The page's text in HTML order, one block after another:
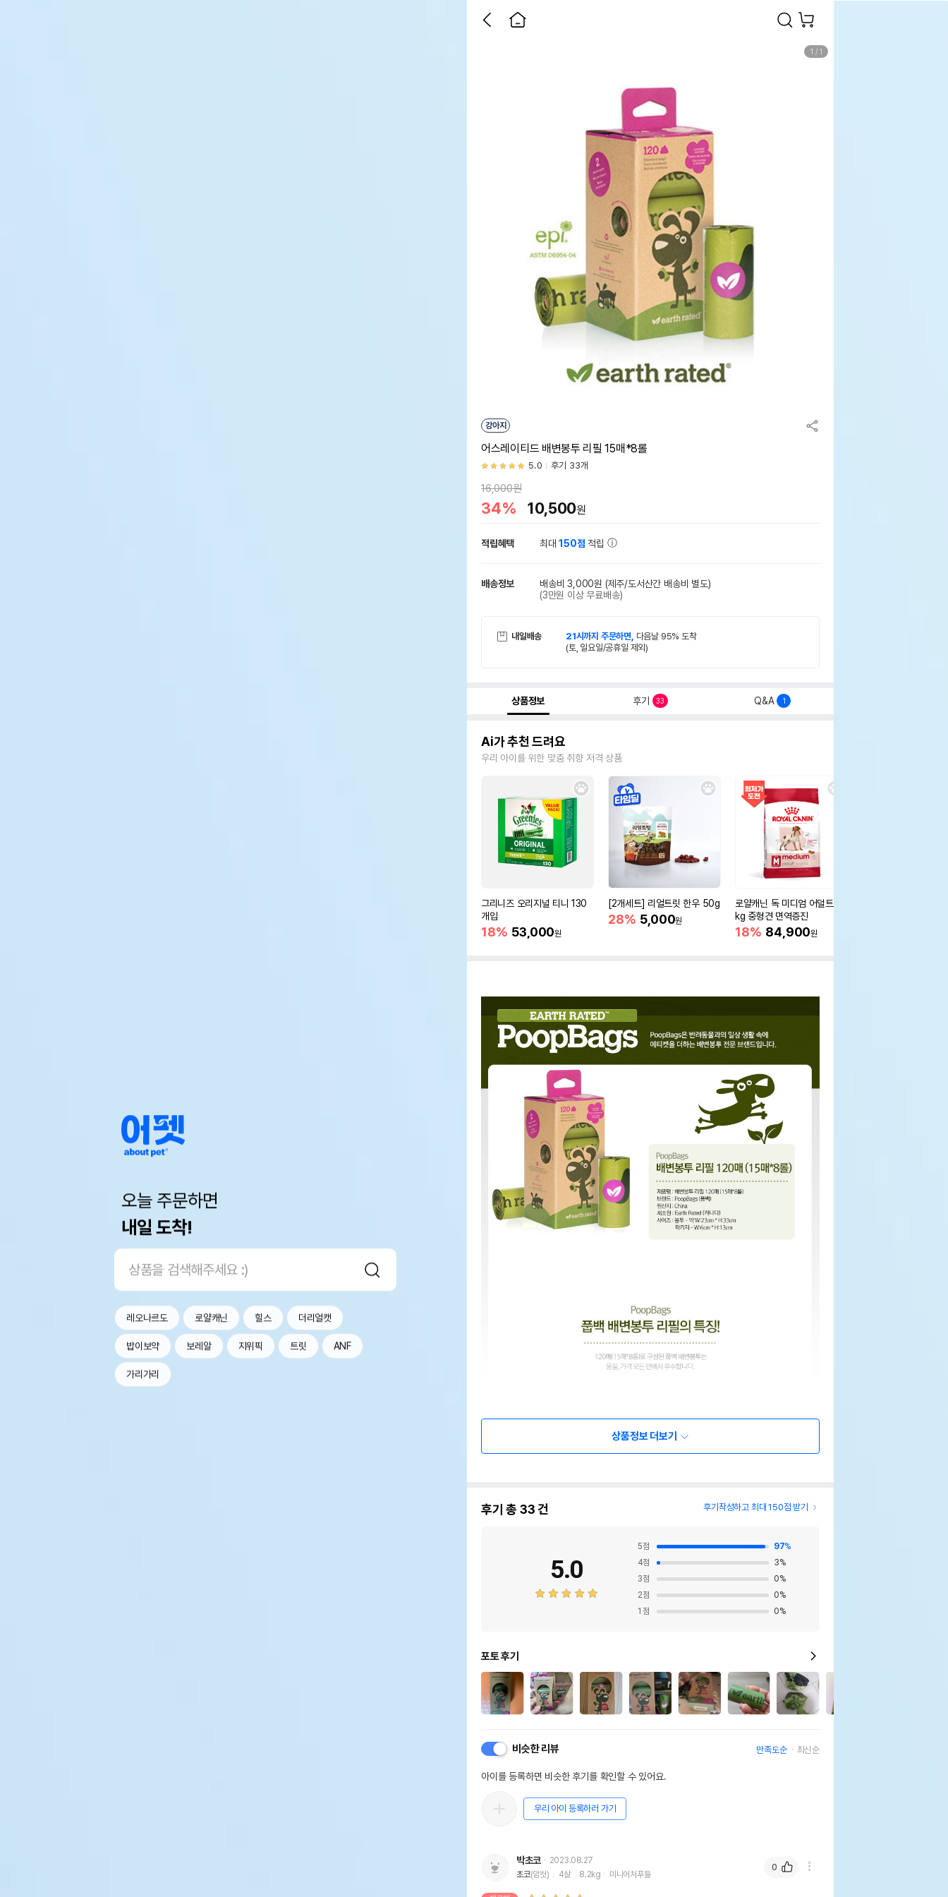
오늘 주문하면
내일 도착!
레오나르도 로얄캐닌 힐스 더리얼캣
밥이보약 보레알 지위픽 트릿 ANF
가리가리
1 / 1
강아지
어스레이티드 배변봉투 리필 15매*8롤
5.0 후기 33개
16,000원
34% 10,500원
적립혜택 최대150점 적립
배송정보 배송비 3,000원 (제주/도서산간 배송비 별도)
(3만원 이상 무료배송)
내일배송 21시까지 주문하면, 다음날 95% 도착
(토, 일요일/공휴일 제외)
상품정보 후기 33 Q&A 1
Ai가 추천 드려요
우리 아이를 위한 맞춤 취향 저격 상품
그리니즈 오리지널 티니 130
개입
18% 53,000원
[2개세트] 리얼트릿 한우 50g
28% 5,000원
로얄캐닌 독 미디엄 어덜트 10
kg 중형견 면역증진
18% 84,900원
상품정보 더보기
후기 총 33건 후기작성하고 최대 150점 받기
5.0
5점 97%
4점 3%
3점 0%
2점 0%
1 점 0%
포토 후기
비슷한 리뷰 만족도순 최신순
아이를 등록하면 비슷한 후기를 확인할 수 있어요.
우리 아이 등록하러 가기
박초코
2023.08.27
초코(암컷) 4살 8.2kg 미니어처푸들
0